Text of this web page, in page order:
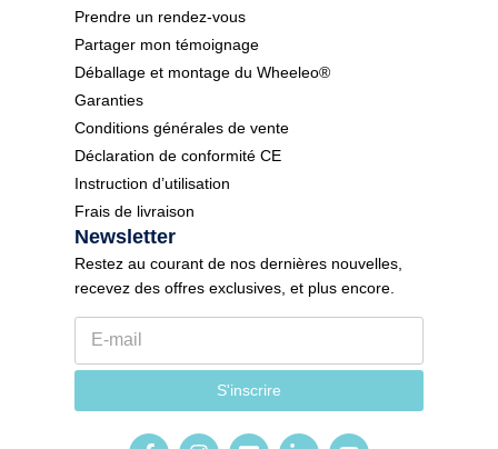
Prendre un rendez-vous
Partager mon témoignage
Déballage et montage du Wheeleo®
Garanties
Conditions générales de vente
Déclaration de conformité CE
Instruction d’utilisation
Frais de livraison
Newsletter
Restez au courant de nos dernières nouvelles,
recevez des offres exclusives, et plus encore.
E
m
N
w
S'inscrire